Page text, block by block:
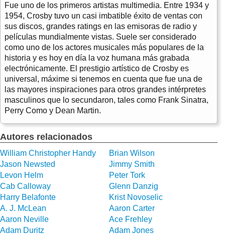
Fue uno de los primeros artistas multimedia. Entre 1934 y
1954, Crosby tuvo un casi imbatible éxito de ventas con
sus discos, grandes ratings en las emisoras de radio y
películas mundialmente vistas. Suele ser considerado
como uno de los actores musicales más populares de la
historia y es hoy en día la voz humana más grabada
electrónicamente. El prestigio artístico de Crosby es
universal, máxime si tenemos en cuenta que fue una de
las mayores inspiraciones para otros grandes intérpretes
masculinos que lo secundaron, tales como Frank Sinatra,
Perry Como y Dean Martin.
Autores relacionados
William Christopher Handy
Brian Wilson
Jason Newsted
Jimmy Smith
Levon Helm
Peter Tork
Cab Calloway
Glenn Danzig
Harry Belafonte
Krist Novoselic
A. J. McLean
Aaron Carter
Aaron Neville
Ace Frehley
Adam Duritz
Adam Jones